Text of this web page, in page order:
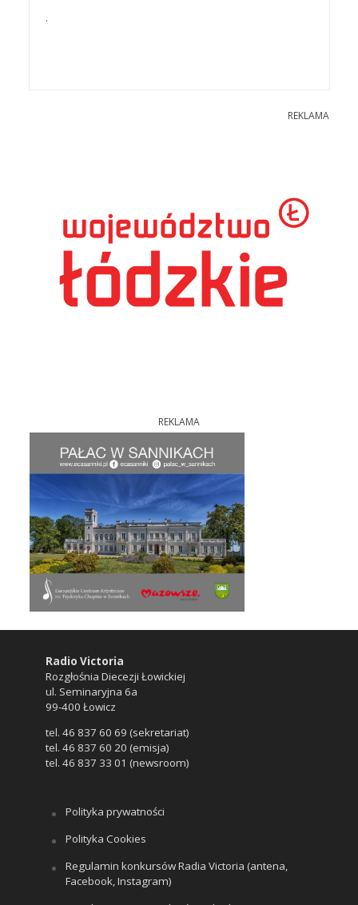
.
REKLAMA
REKLAMA
Radio Victoria
Rozgłośnia Diecezji Łowickiej
ul. Seminaryjna 6a
99-400 Łowicz
tel. 46 837 60 69 (sekretariat)
tel. 46 837 60 20 (emisja)
tel. 46 837 33 01 (newsroom)
Polityka prywatności
Polityka Cookies
Regulamin konkursów Radia Victoria (antena,
Facebook, Instagram)